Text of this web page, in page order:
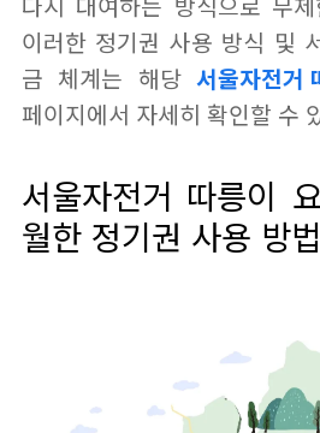
이러한 정기권 사용 방식 및
금 체계는 해당 서울자전거
페이지에서 자세히 확인할 수
서울자전거 따릉이
월한 정기권 사용 방법